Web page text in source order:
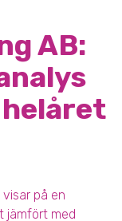
AB:
helåret
på en
jämfört med